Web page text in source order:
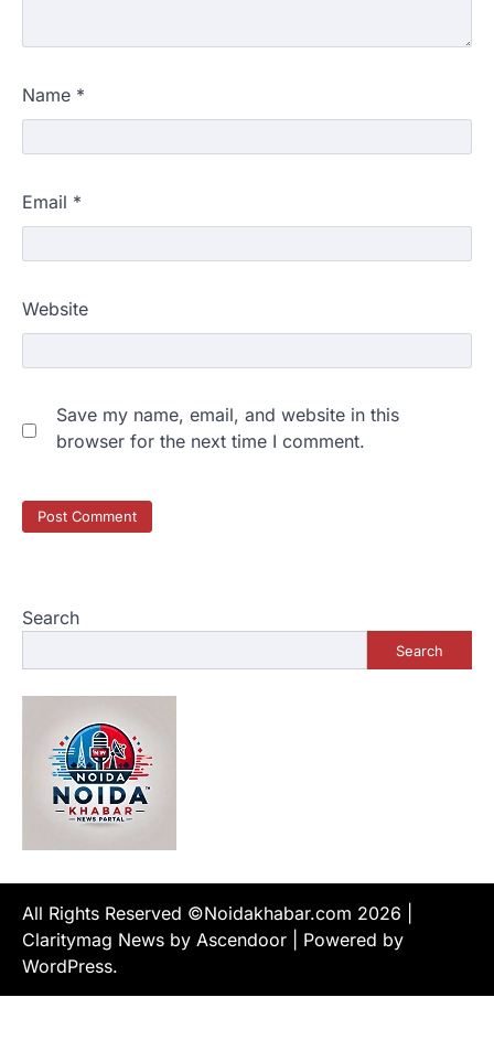
Name *
Email *
Website
Save my name, email, and website in this
browser for the next time I comment.
Search
Search
All Rights Reserved ©Noidakhabar.com 2026
Claritymag News by Ascendoor | Powered by
WordPress.